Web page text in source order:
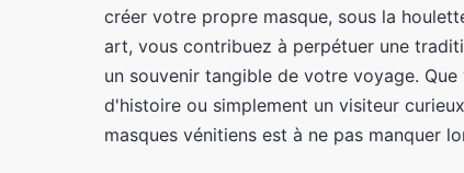
créer votre propre masque, sous la
art, vous contribuez à perpétuer une
un souvenir tangible de votre voyage.
d'histoire ou simplement un visiteur
masques vénitiens est à ne pas manquer